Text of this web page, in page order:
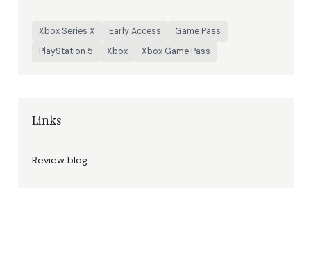
Xbox Series X Early Access
Game Pass
PlayStation 5
Xbox Xbox Game Pass
Links
Review blog